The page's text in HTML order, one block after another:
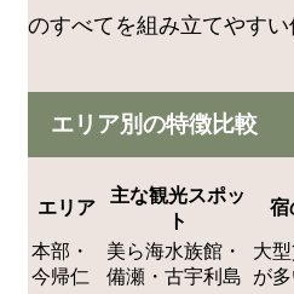
のすべてを組み立てやすい
エリア別の特徴比較
エリア
主な観光スポッ
ト
宿
本部・
今帰仁
美ら海水族館・
備瀬・古宇利島
大
が